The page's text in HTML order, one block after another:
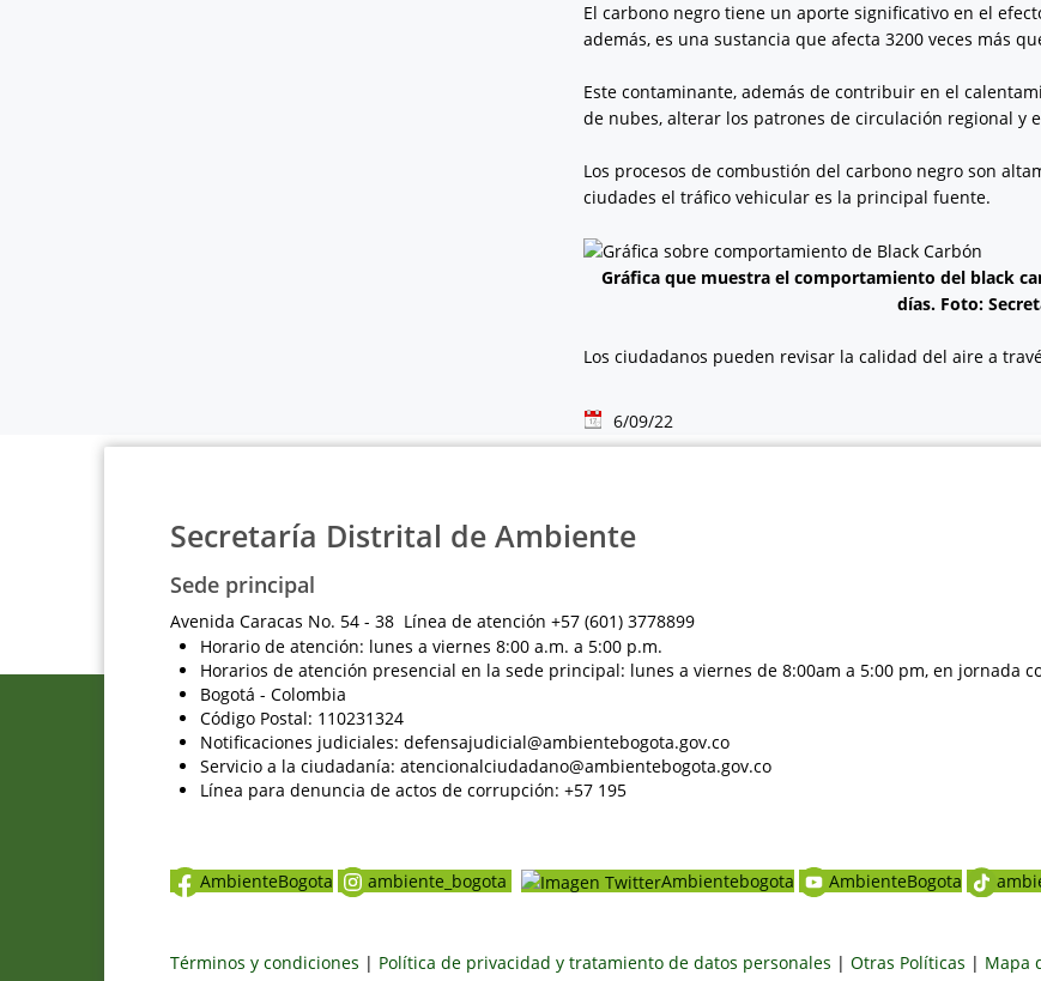
El carbono negro tiene un aporte significativo en el
además, es una sustancia que afecta 3200 veces más
Este contaminante, además de contribuir en el
de nubes, alterar los patrones de circulación regional y
Los procesos de combustión del carbono negro son
ciudades el tráfico vehicular es la principal fuente.
Gráfica que muestra el comportamiento del black
días. Foto:
Los ciudadanos pueden revisar la calidad del aire a
6/09/22
Secretaría Distrital de Ambiente
Sede principal
Avenida Caracas No. 54 - 38 Línea de atención +57 (601) 3778899
Horario de atención: lunes a viernes 8:00 a.m. a 5:00 p.m.
Horarios de atención presencial en la sede principal: lunes a viernes de 8:00am a 5:00 pm, en jornada
Bogotá - Colombia
Código Postal: 110231324
Notificaciones judiciales: defensajudicial@ambientebogota.gov.co
Servicio a la ciudadanía: atencionalciudadano@ambientebogota.gov.co
Línea para denuncia de actos de corrupción: +57 195
AmbienteBogota ambiente_bogota Ambientebogota AmbienteBogota
Términos y condiciones | Política de privacidad y tratamiento de datos personales | Otras Políticas | Mapa